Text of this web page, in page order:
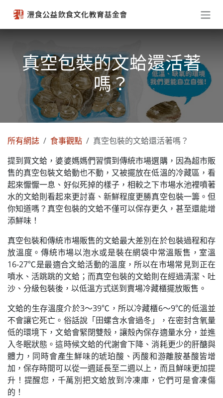
真空包裝的文蛤還活著
嗎？
所有網誌 食事觀點
真空包裝的文蛤還活著嗎？
提到買文蛤，婆婆媽媽們習慣到傳統市場選購，因為超市販
售的真空包裝文蛤動也不動，又被擺放在低溫的冷藏區，看
起來懨懨一息、好似死掉的樣子，相較之下市場水池裡噴著
水的文蛤則看起來更討喜、新鮮程度更勝真空包裝一籌。但
你知道嗎？真空包裝的文蛤不僅可以保存更久，甚至還能增
添鮮味！
真空包裝和傳統市場販售的文蛤最大差別在於包裝過程和存
放溫度。傳統市場以泡水或是裝在網袋中常溫販售，室溫
16-27℃是最適合文蛤活動的溫度，所以在市場常見到正在
噴水、活跳跳的文蛤；而真空包裝的文蛤則在經過清潔、吐
沙、分級包裝後，以低溫方式送到賣場冷藏櫃擺放販售。
文蛤的生存溫度介於3～39℃，所以冷藏櫃6～9℃的低溫並
不會讓它死亡。俗話說「田螺含水會過冬」，在密封含氧量
低的環境下，文蛤會緊閉雙殼，讓殼內保存適量水分，並進
入冬眠狀態。這時候文蛤的代謝會下降、消耗更少的肝醣與
體力，同時會產生鮮味的琥珀酸、丙酸和游離胺基酸皆增
加，保存時間可以從一週延長至二週以上，而且鮮味更加提
升！提醒您，千萬別把文蛤放到冷凍庫，它們可是會凍傷
的！